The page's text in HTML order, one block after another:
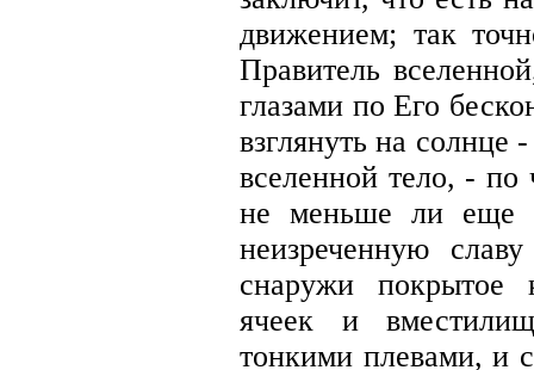
движением; так
Правитель
глазами по Его
взглянуть на солнце
вселенной тело, - по
не меньше ли еще
неизреченную
снаружи покрытое
ячеек и
тонкими плевами, и